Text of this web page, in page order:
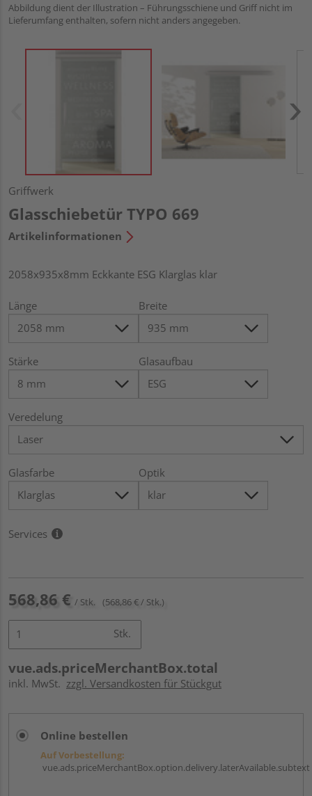
Abbildung dient der Illustration – Führungsschiene und Griff nicht im
Lieferumfang enthalten, sofern nicht anders angegeben.
Griffwerk
Glasschiebetür TYPO 669
Artikelinformationen
2058x935x8mm Eckkante ESG Klarglas klar
Länge Breite
Stärke Glasaufbau
Veredelung
Glasfarbe Optik
Services
568,86 € / Stk. (568,86 € / Stk.)
Stk.
vue.ads.priceMerchantBox.total
inkl. MwSt. zzgl. Versandkosten für Stückgut
Online bestellen
Auf Vorbestellung:
vue.ads.priceMerchantBox.option.delivery.laterAvailable.subtext